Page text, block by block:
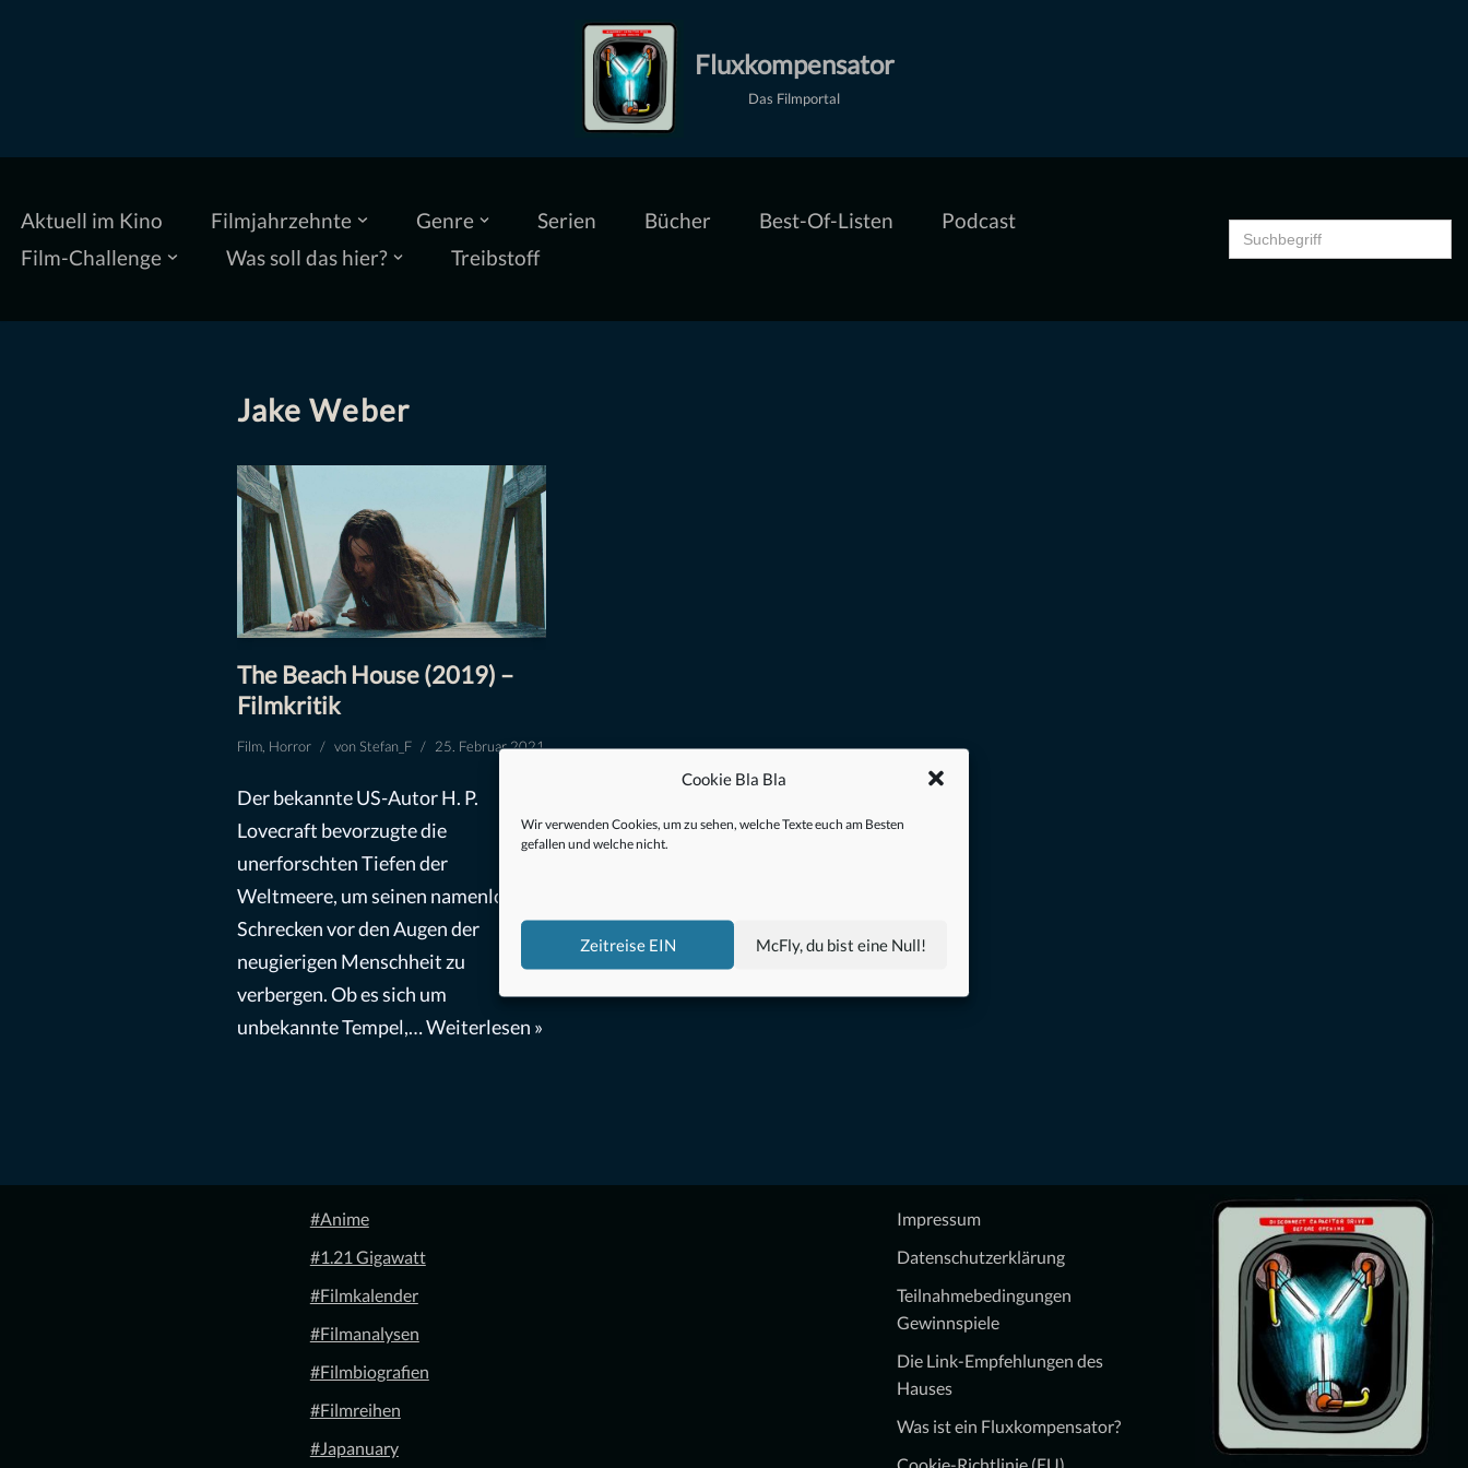
Cookie Bla Bla
Wir verwenden Cookies, um zu sehen, welche Texte euch am Besten
gefallen und welche nicht.
Zeitreise EIN McFly, du bist eine Null!
Fluxkompensator
Das Filmportal
Aktuell im Kino Filmjahrzehnte Genre Serien Bücher Best-Of-Listen
Podcast
Film-Challenge
Was soll das hier? Treibstoff
Search
for:
Jake Weber
The Beach House (2019) –
Filmkritik
Film, Horror vonStefan_F 25. Februar 2021
Der bekannte US-Autor H. P.
Lovecraft bevorzugte die
unerforschten Tiefen der
Weltmeere, um seinen namenlosen
Schrecken vor den Augen der
neugierigen Menschheit zu
verbergen. Ob es sich um
unbekannte Tempel,…Weiterlesen »
#Anime
#1.21 Gigawatt
#Filmkalender
#Filmanalysen
#Filmbiografien
#Filmreihen
#Japanuary
Impressum
Datenschutzerklärung
Teilnahmebedingungen
Gewinnspiele
Die Link-Empfehlungen des
Hauses
Was ist ein Fluxkompensator?